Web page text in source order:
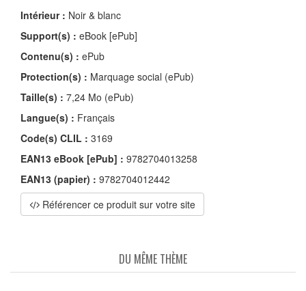
Intérieur : Noir & blanc
Support(s) : eBook [ePub]
Contenu(s) : ePub
Protection(s) : Marquage social (ePub)
Taille(s) : 7,24 Mo (ePub)
Langue(s) : Français
Code(s) CLIL : 3169
EAN13 eBook [ePub] : 9782704013258
EAN13 (papier) : 9782704012442
Référencer ce produit sur votre site
DU MÊME THÈME